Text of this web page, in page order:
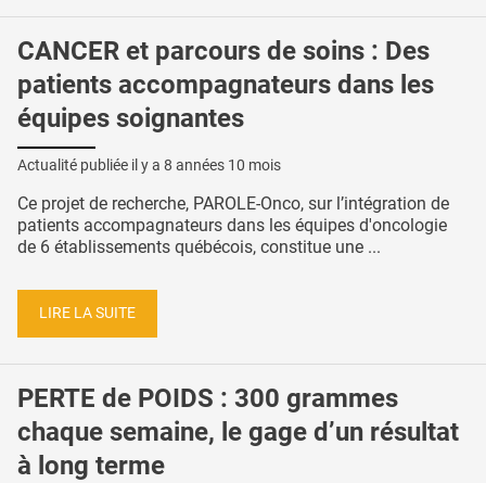
CANCER et parcours de soins : Des
patients accompagnateurs dans les
équipes soignantes
Actualité publiée il y a 8 années 10 mois
Ce projet de recherche, PAROLE-Onco, sur l’intégration de
patients accompagnateurs dans les équipes d'oncologie
de 6 établissements québécois, constitue une ...
LIRE LA SUITE
PERTE de POIDS : 300 grammes
chaque semaine, le gage d’un résultat
à long terme